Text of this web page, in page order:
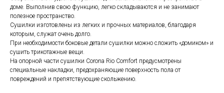
доме. Выполнив свою функцию, легко складываются и не занимают
полезное пространство.
Сушилки изготовлены из легких и прочных материалов, благодаря
которым, служат очень долго.
При необходимости боковые детали сушилки можно сложить «домиком» и
сушить трикотажные вещи.
На опорной части сушилки Corona Rio Comfort предусмотрены
специальные накладки, предохраняющие поверхность пола от
повреждений и препятствующие скольжению.